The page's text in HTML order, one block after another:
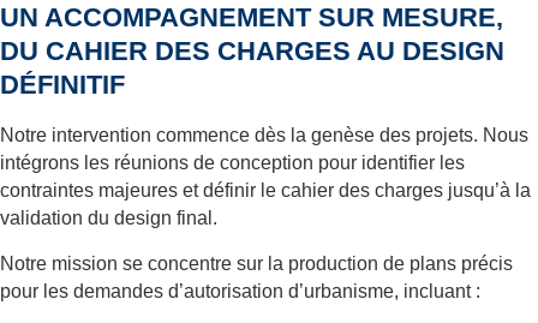
UN ACCOMPAGNEMENT SUR MESURE,
DU CAHIER DES CHARGES AU DESIGN
DÉFINITIF
Notre intervention commence dès la genèse des projets. Nous
intégrons les réunions de conception pour identifier les
contraintes majeures et définir le cahier des charges jusqu’à la
validation du design final.
Notre mission se concentre sur la production de plans précis
pour les demandes d’autorisation d’urbanisme, incluant :